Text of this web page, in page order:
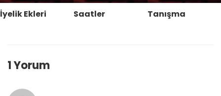
İyelik Ekleri Saatler Tanışma
1 Yorum